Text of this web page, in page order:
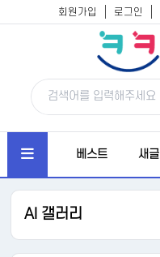
회원가입 로그인
베스트 새글
AI 갤러리